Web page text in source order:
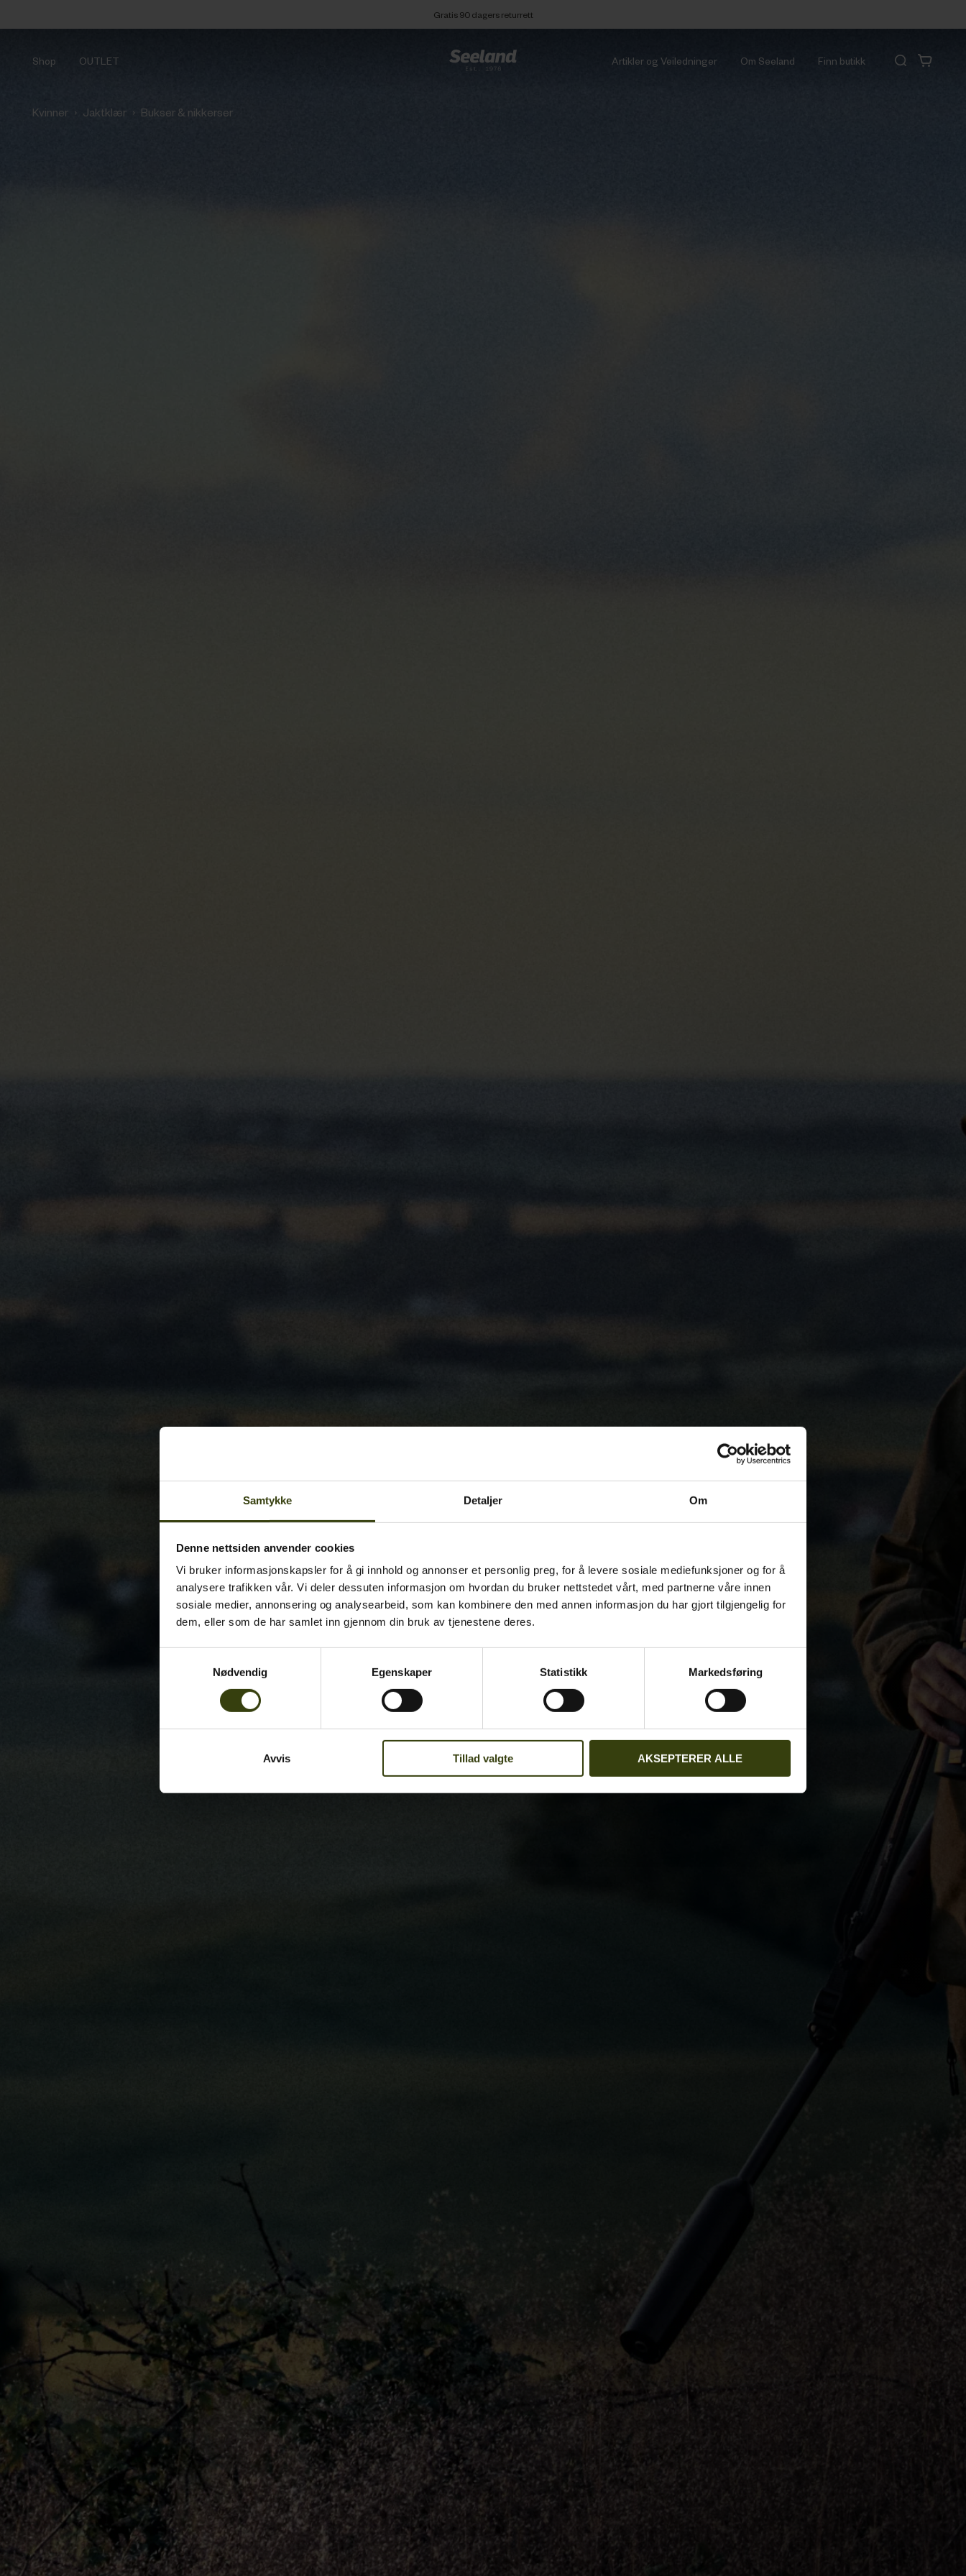
Samtykke Detaljer Om
Denne nettsiden anvender cookies
Vi bruker informasjonskapsler for å gi innhold og annonser et personlig preg, for å levere sosiale mediefunksjoner og for å
analysere trafikken vår. Vi deler dessuten informasjon om hvordan du bruker nettstedet vårt, med partnerne våre innen
sosiale medier, annonsering og analysearbeid, som kan kombinere den med annen informasjon du har gjort tilgjengelig for
dem, eller som de har samlet inn gjennom din bruk av tjenestene deres.
Nødvendig
Egenskaper Statistikk Markedsføring
Avvis Tillad valgte AKSEPTERER ALLE
Gratis 90 dagers returrett
Shop OUTLET Artikler og Veiledninger Om Seeland Finn butikk
Kvinner › Jaktklær › Bukser & nikkerser